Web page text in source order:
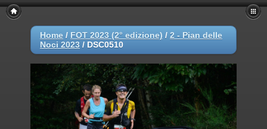
Home / FOT 2023 (2° edizione) / 2 - Pian delle
Noci 2023 / DSC0510